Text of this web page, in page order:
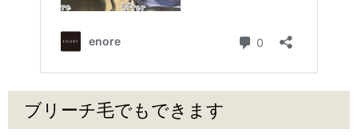
ブリーチ毛でもできます